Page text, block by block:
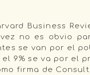
Business
no es obvio
se van por el
9% se va por el
firma de